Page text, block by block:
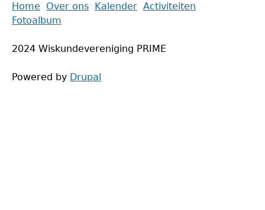
Back
to
Main
menu
Home Over ons Kalender Activiteiten
Fotoalbum
2024 Wiskundevereniging PRIME
Powered by Drupal